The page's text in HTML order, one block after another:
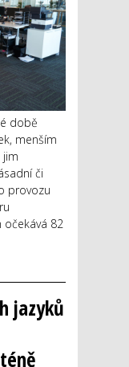
době
menším
jim
či
provozu
očekává 82
jazyků